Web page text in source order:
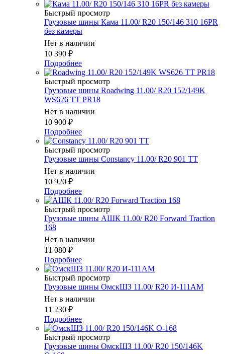
Быстрый просмотр
Грузовые шины Кама 11.00/ R20 150/146 310 16PR
без камеры
Нет в наличии
10 390 ₽
Подробнее
Быстрый просмотр
Грузовые шины Roadwing 11.00/ R20 152/149K
WS626 TT PR18
Нет в наличии
10 900 ₽
Подробнее
Быстрый просмотр
Грузовые шины Constancy 11.00/ R20 901 TT
Нет в наличии
10 920 ₽
Подробнее
Быстрый просмотр
Грузовые шины АШК 11.00/ R20 Forward Traction
168
Нет в наличии
11 080 ₽
Подробнее
Быстрый просмотр
Грузовые шины ОмскШЗ 11.00/ R20 И-111АМ
Нет в наличии
11 230 ₽
Подробнее
Быстрый просмотр
Грузовые шины ОмскШЗ 11.00/ R20 150/146K